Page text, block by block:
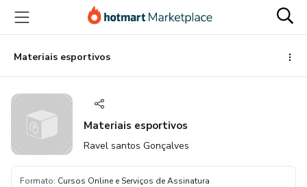
para
conteúdo
principal
para
pagamento
para
rodapéMateriais esportivos
Materiais esportivos
Ravel santos Gonçalves
Formato: Cursos Online e Serviços de Assinatura